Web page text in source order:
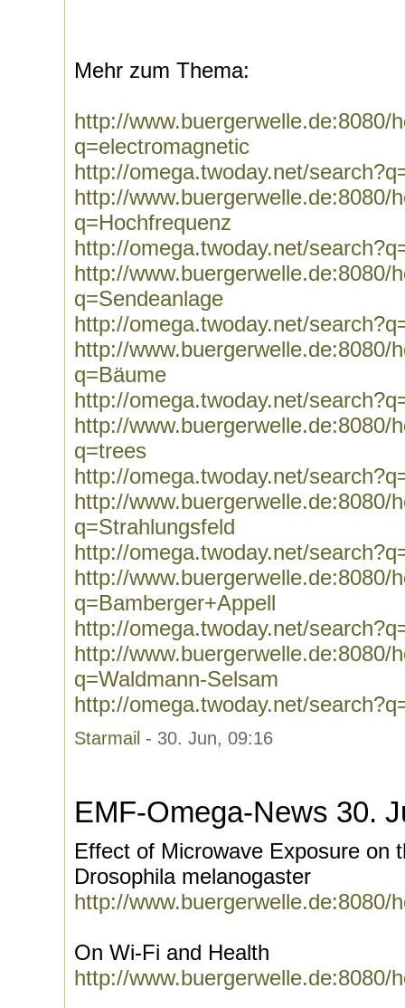
Mehr zum Thema:
http://www.buergerwelle.de:8080/
q=electromagnetic
http://omega.twoday.net/
http://www.buergerwelle.de:8080/
q=Hochfrequenz
http://omega.twoday.net/
http://www.buergerwelle.de:8080/
q=Sendeanlage
http://omega.twoday.net/
http://www.buergerwelle.de:8080/
q=Bäume
http://omega.twoday.net/
http://www.buergerwelle.de:8080/
q=trees
http://omega.twoday.net/
http://www.buergerwelle.de:8080/
q=Strahlungsfeld
http://omega.twoday.net/
http://www.buergerwelle.de:8080/
q=Bamberger+Appell
http://omega.twoday.net/
http://www.buergerwelle.de:8080/
q=Waldmann-Selsam
http://omega.twoday.net/
Starmail - 30. Jun, 09:16
EMF-Omega-News 30.
Effect of Microwave Exposure on
Drosophila melanogaster
http://www.buergerwelle.de:8080/
On Wi-Fi and Health
http://www.buergerwelle.de:8080/